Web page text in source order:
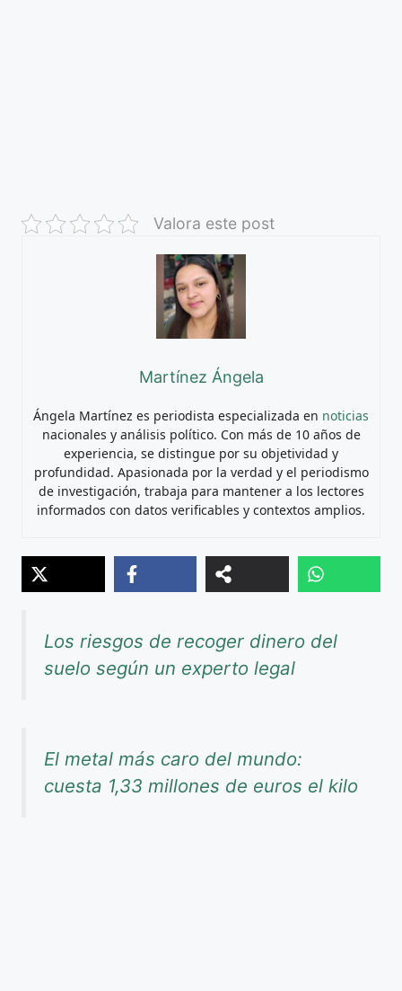
Valora este post
Martínez Ángela
Ángela Martínez es periodista especializada en noticias
nacionales y análisis político. Con más de 10 años de
experiencia, se distingue por su objetividad y
profundidad. Apasionada por la verdad y el periodismo
de investigación, trabaja para mantener a los lectores
informados con datos verificables y contextos amplios.
Los riesgos de recoger dinero del
suelo según un experto legal
El metal más caro del mundo:
cuesta 1,33 millones de euros el kilo